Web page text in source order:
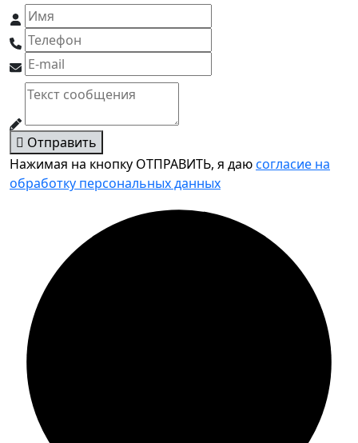
Отправить
Нажимая на кнопку ОТПРАВИТЬ, я даюсогласие на
обработку персональных данных